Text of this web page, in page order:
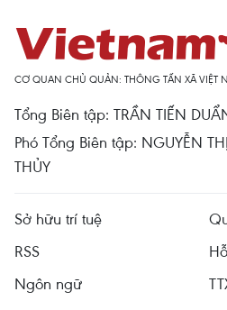
CƠ QUAN CHỦ QUẢN: THÔNG TẤN XÃ VIỆT
Tổng Biên tập: TRẦN TIẾN
Phó Tổng Biên tập: NGUYỄN
THỦY
Sở hữu trí tuệ
RSS
Ngôn ngữ